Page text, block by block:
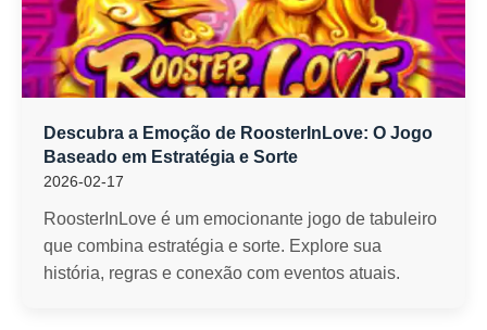
Descubra a Emoção de RoosterInLove: O Jogo
Baseado em Estratégia e Sorte
2026-02-17
RoosterInLove é um emocionante jogo de tabuleiro
que combina estratégia e sorte. Explore sua
história, regras e conexão com eventos atuais.